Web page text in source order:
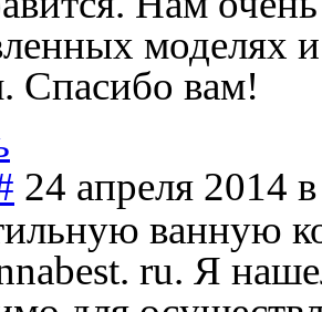
моделях
Спасибо вам!
24 апреля 2014
ванную
ru. Я